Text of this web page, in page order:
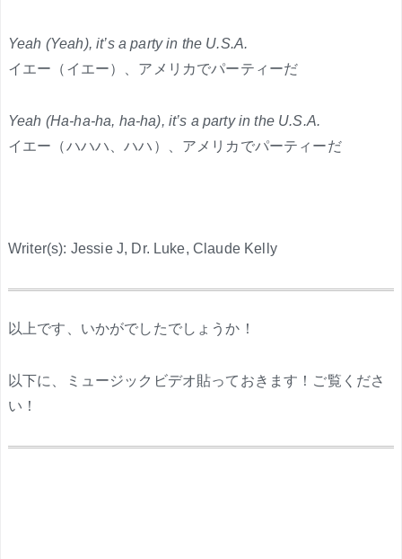
Yeah (Yeah), it’s a party in the U.S.A.
イエー（イエー）、アメリカでパーティーだ
Yeah (Ha-ha-ha, ha-ha), it’s a party in the U.S.A.
イエー（ハハハ、ハハ）、アメリカでパーティーだ
Writer(s): Jessie J, Dr. Luke, Claude Kelly
以上です、いかがでしたでしょうか！
以下に、ミュージックビデオ貼っておきます！ご覧くださ
い！